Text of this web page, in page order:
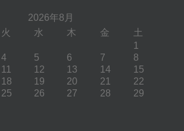
2026年8月
火 水 木 金 土
1
4 5 6 7
8
11 12 13 14
15
18 19 20 21
22
25 26 27 28
29